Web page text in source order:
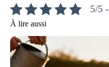
5/5
À lire aussi